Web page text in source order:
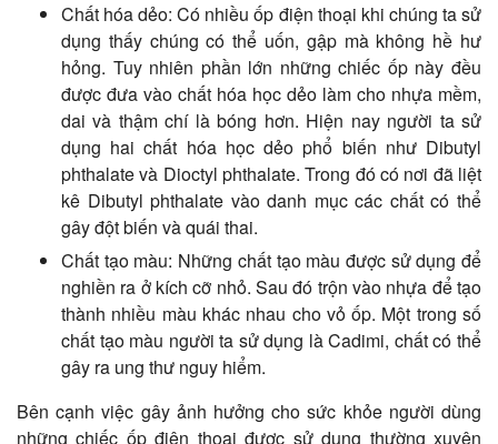
Chất hóa dẻo: Có nhiều ốp điện thoại khi chúng ta sử
dụng thấy chúng có thể uốn, gập mà không hề hư
hỏng. Tuy nhiên phần lớn những chiếc ốp này đều
được đưa vào chất hóa học dẻo làm cho nhựa mềm,
dai và thậm chí là bóng hơn. Hiện nay người ta sử
dụng hai chất hóa học dẻo phổ biến như Dibutyl
phthalate và Dioctyl phthalate. Trong đó có nơi đã liệt
kê Dibutyl phthalate vào danh mục các chất có thể
gây đột biến và quái thai.
Chất tạo màu: Những chất tạo màu được sử dụng để
nghiền ra ở kích cỡ nhỏ. Sau đó trộn vào nhựa để tạo
thành nhiều màu khác nhau cho vỏ ốp. Một trong số
chất tạo màu người ta sử dụng là Cadimi, chất có thể
gây ra ung thư nguy hiểm.
Bên cạnh việc gây ảnh hưởng cho sức khỏe người dùng
những chiếc ốp điện thoại được sử dụng thường xuyên